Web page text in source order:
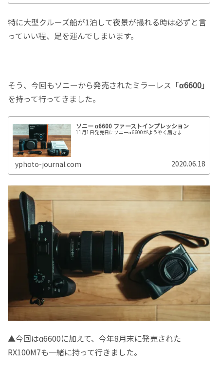
特に大型クルーズ船が1泊して夜景が撮れる時は必ずと言
っていい程、足を運んでしまいます。
そう、今回もソニーから発売されたミラーレス「α6600」
を持って行ってきました。
ソニー α6600 ファーストインプレッション
11月1日発売日にソニーα6600がようやく届きま
yphoto-journal.com 2020.06.18
▲今回はα6600に加えて、今年8月末に発売された
RX100M7も一緒に持って行きました。